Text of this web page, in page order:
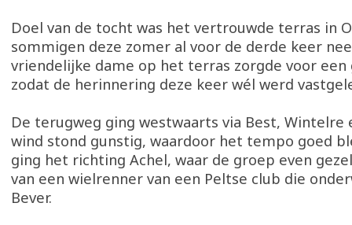
Doel van de tocht was het vertrouwde terras in
sommigen deze zomer al voor de derde keer
vriendelijke dame op het terras zorgde voor
zodat de herinnering deze keer wél werd
De terugweg ging westwaarts via Best, Wintelre
wind stond gunstig, waardoor het tempo goed
ging het richting Achel, waar de groep even
van een wielrenner van een Peltse club die
Bever.